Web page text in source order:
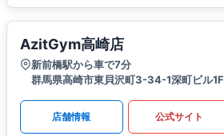
AzitGym高崎店
新前橋駅から車で7分
群馬県高崎市東貝沢町3-34-1深町ビル1F
店舗情報 公式サイト